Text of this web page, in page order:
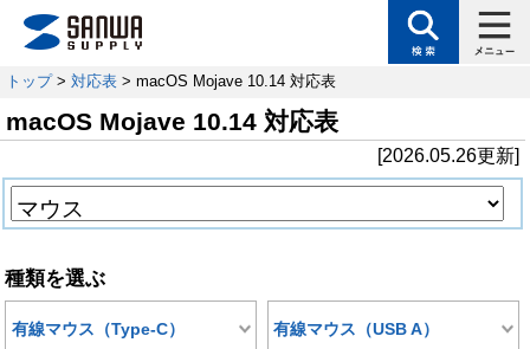
トップ> 対応表 > macOS Mojave 10.14 対応表
macOS Mojave 10.14 対応表
[2026.05.26更新]
種類を選ぶ
有線マウス（Type-C） 有線マウス（USB A）